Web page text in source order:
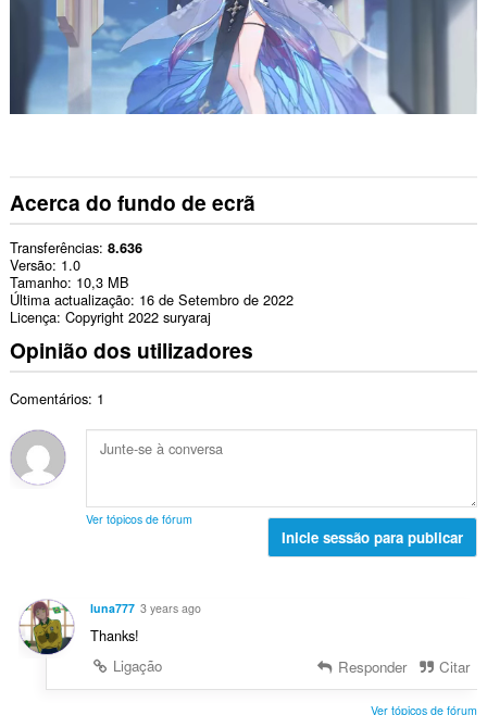
Acerca do fundo de ecrã
Transferências 8.636
Versão 1.0
Tamanho 10,3 MB
Última actualização 16 de Setembro de 2022
Licença Copyright 2022 suryaraj
Opinião dos utilizadores
Comentários: 1
Ver tópicos de fórum
Inicie sessão para publicar
luna777 3 years ago
Thanks!
Ligação
Responder Citar
Ver tópicos de fórum